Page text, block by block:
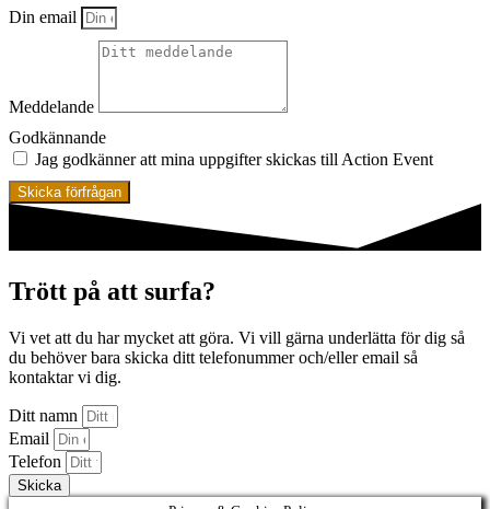
Din email
Meddelande
Godkännande
Jag godkänner att mina uppgifter skickas till Action Event
Skicka förfrågan
Trött på att surfa?
Vi vet att du har mycket att göra. Vi vill gärna underlätta för dig så
du behöver bara skicka ditt telefonummer och/eller email så
kontaktar vi dig.
Ditt namn
Email
Telefon
Skicka